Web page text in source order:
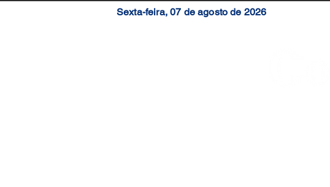
Sexta-feira, 07 de agosto de 2026